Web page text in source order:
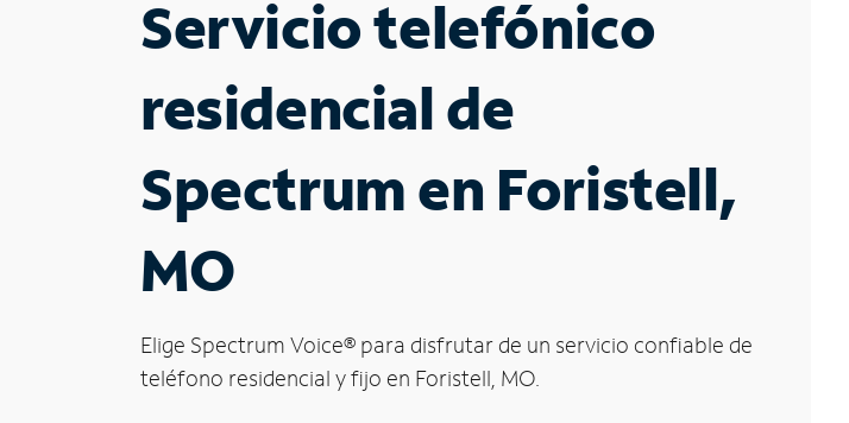
Servicio telefónico
residencial de
Spectrum en Foristell,
MO
Elige Spectrum Voice® para disfrutar de un servicio confiable de
teléfono residencial y fijo en Foristell, MO.